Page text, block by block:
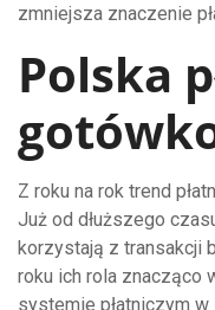
zmniejsza znaczenie
Polska
Z roku na rok trend
Już od dłuższego
korzystają z transakcji
roku ich rola znacząco
systemie płatniczym w